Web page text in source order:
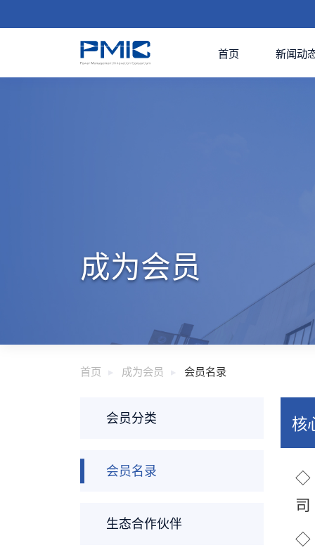
首页 新闻动
成为会员
首页 成为会员 会员名录
会员分类
会员名录
生态合作伙伴
核
◇
司
◇